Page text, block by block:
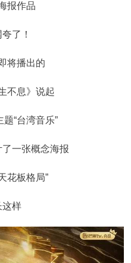
报作品
了！
将播出的
不息》说起
“台湾音乐”
一张概念海报
花板格局”
这样